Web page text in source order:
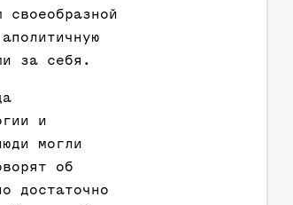
за себя.
и
могли
об
достаточно